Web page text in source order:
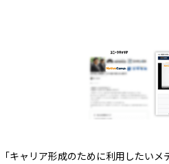
「キャリア形成のために利用したい